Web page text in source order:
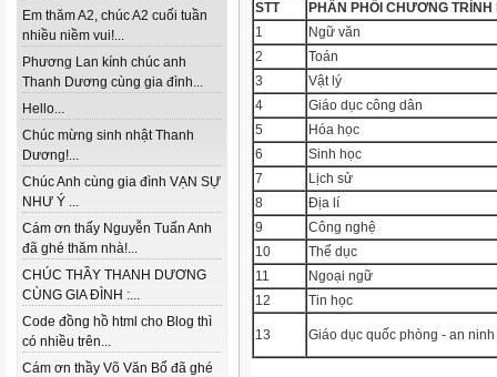
Em thăm A2, chúc A2 cuối tuần
nhiều niềm vui!...
Phương Lan kính chúc anh
Thanh Dương cùng gia đình...
Hello...
Chúc mừng sinh nhật Thanh
Dương!...
Chúc Anh cùng gia đình VẠN SỰ
NHƯ Ý ...
Cám ơn thấy Nguyễn Tuấn Anh
đã ghé thăm nhà!...
CHÚC THẦY THANH DƯƠNG
CÙNG GIA ĐÌNH :...
Code đồng hồ html cho Blog thì
có nhiều trên...
Cám ơn thầy Võ Văn Bổ đã ghé
STT
PHÂN PHỐI CHƯƠNG TRÌNH
1
Ngữ văn
2
Toán
3
Vật lý
4
Giáo dục công dân
5
Hóa học
6
Sinh học
7
Lịch sử
8
Địa lí
9
Công nghệ
10
Thể dục
11
Ngoại ngữ
12
Tin học
13 Giáo dục quốc phòng - an ninh